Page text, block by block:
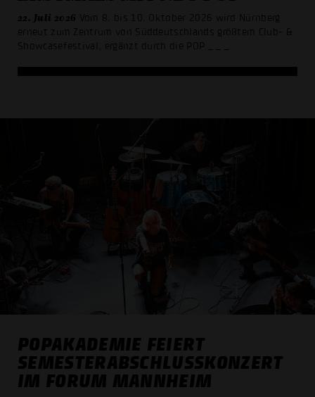
22. Juli 2026 Vom 8. bis 10. Oktober 2026 wird Nürnberg
erneut zum Zentrum von Süddeutschlands größtem Club- &
Showcasefestival, ergänzt durch die POP
POPAKADEMIE FEIERT
SEMESTER­ABSCHLUSS­KONZERT
IM FORUM MANNHEIM